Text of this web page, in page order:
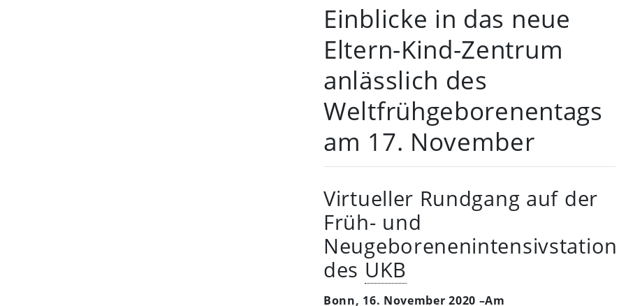
Einblicke in das neue
Eltern-Kind-Zentrum
anlässlich des
Weltfrühgeborenentags
am 17. November
Virtueller Rundgang auf der
Früh- und
Neugeborenenintensivstation
des UKB
Bonn, 16. November 2020 –Am